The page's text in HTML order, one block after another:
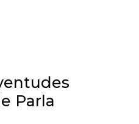
Parla